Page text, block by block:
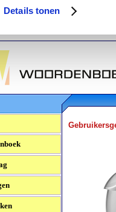
Details tonen